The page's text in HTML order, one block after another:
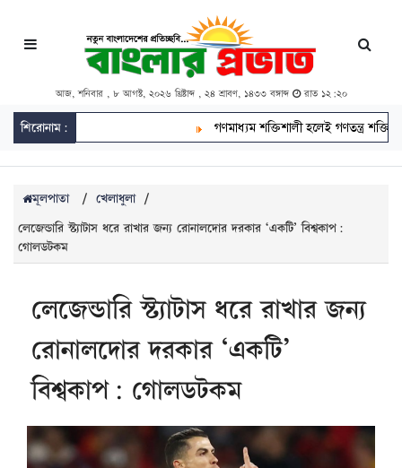
আজ, শনিবার , ৮ আগস্ট, ২০২৬ খ্রিষ্টাব্দ , ২৪ শ্রাবণ, ১৪৩৩ বঙ্গাব্দ রাত ১২:২০
শিরোনাম: গণমাধ্যম শক্তিশালী হলেই গণতন্ত্র শক্তিশালী
মূলপাতা / খেলাধুলা /
লেজেন্ডারি স্ট্যাটাস ধরে রাখার জন্য রোনালদোর দরকার ‘একটি’ বিশ্বকাপ:
গোলডটকম
লেজেন্ডারি স্ট্যাটাস ধরে রাখার জন্য
রোনালদোর দরকার ‘একটি’
বিশ্বকাপ: গোলডটকম